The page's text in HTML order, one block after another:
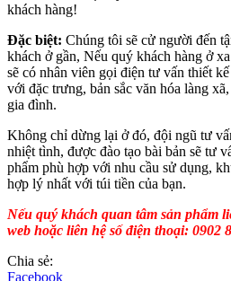
khách hàng!
Đặc biệt: Chúng tôi sẽ cử người đến
khách ở gần, Nếu quý khách hàng ở
sẽ có nhân viên gọi điện tư vấn thiết
với đặc trưng, bản sắc văn hóa làng
gia đình.
Không chỉ dừng lại ở đó, đội ngũ tư
nhiệt tình, được đào tạo bài bản sẽ tư
phẩm phù hợp với nhu cầu sử dụng,
hợp lý nhất với túi tiền của bạn.
Nếu quý khách quan tâm sản phẩm
web hoặc liên hệ số điện thoại: 0902
Chia sẻ:
Facebook